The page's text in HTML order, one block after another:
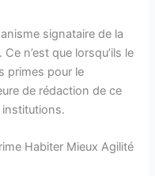
signataire de la
n’est que lorsqu’ils le
primes pour le
de rédaction de ce
institutions.
Habiter Mieux Agilité